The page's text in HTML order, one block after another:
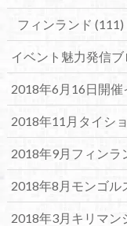
フィンランド (111)
イベント魅力発信ブ
2018年6月16日開
2018年11月タイシ
2018年9月フィンラ
2018年8月モンゴル
2018年3月キリマン